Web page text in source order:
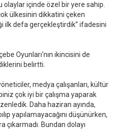
olaylar içinde özel bir yere sahip.
ülkesinin dikkatini çeken
ilk defa gerçekleştirdik” ifadesini
Oyunları'nın ikincisini de
belirtti.
medya çalışanları, kültür
çok iyi bir çalışma yaparak
Daha haziran ayında,
yapılamayacağını düşünürken,
Bundan dolayı